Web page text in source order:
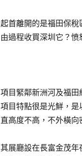
起首離開的是福田保稅
由過程收買深圳它？愤
項目緊鄰新洲河及福
項目特點很是光鮮，
直高度不高，不外橫向
其展廳設在長富金茂